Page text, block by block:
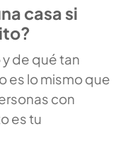
casa si
de qué tan
es lo mismo que
con
es tu